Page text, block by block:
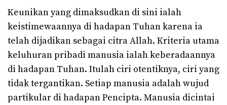
Keunikan yang dimaksudkan di sini ialah
keistimewaannya di hadapan Tuhan karena ia
telah dijadikan sebagai citra Allah. Kriteria utama
keluhuran pribadi manusia ialah keberadaannya
di hadapan Tuhan. Itulah ciri otentiknya, ciri yang
tidak tergantikan. Setiap manusia adalah wujud
partikular di hadapan Pencipta. Manusia dicintai